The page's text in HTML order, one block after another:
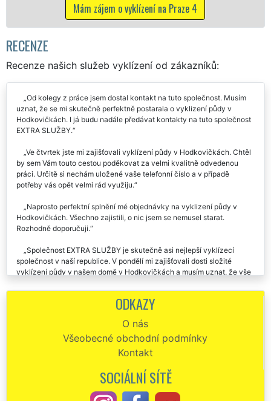
o vyklízení na Praze 4
RECENZE
Recenze našich služeb vyklízení od zákazníků:
Od kolegy z práce jsem dostal kontakt na tuto společnost. Musím
uznat, že se mi skutečně perfektně postarala o vyklizení půdy v
Hodkovičkách. I já budu nadále předávat kontakty na tuto společnost
EXTRA SLUŽBY.
Ve čtvrtek jste mi zajišťovali vyklízení půdy v Hodkovičkách. Chtěl
by sem Vám touto cestou poděkovat za velmi kvalitně odvedenou
práci. Určitě si nechám uložené vaše telefonní číslo a v případě
potřeby vás opět velmi rád využiju.
Naprosto perfektní splnění mé objednávky na vyklizení půdy v
Hodkovičkách. Všechno zajistili, o nic jsem se nemusel starat.
Rozhodně doporučuji.
Společnost EXTRA SLUŽBY je skutečně asi nejlepší vyklízecí
společnost v naší republice. V pondělí mi zajišťovali dosti složité
vyklízení půdy v našem domě v Hodkovičkách a musím uznat, že vše
služby, rozhodně si vyberou tuto společnost.
Hodkovičkách, o které jste se mi postarali minulý týden. Vaší
společnost budu určitě dál doporučovat.
Od začátku do konce skutečně perfektní a profesionální služby.
Pomocí této firmy jsme vyklízeli půdu uvnitř naší vily v Hodkovičkách.
Tento nelehký úkol zorganizovali naprosto skvěle. Zajistili rukáv,
zajistili kontejner na odpady, vše zlikvidovali přesně podle mých
ODKAZY
O nás
Všeobecné obchodní podmínky
Kontakt
SOCIÁLNÍ SÍTĚ